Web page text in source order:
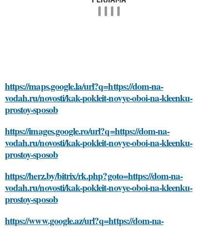
https://maps.google.la/url?q=https://dom-na-
vodah.ru/novosti/kak-pokleit-novye-oboi-na-kleenku-
prostoy-sposob
https://images.google.ro/url?q=https://dom-na-
vodah.ru/novosti/kak-pokleit-novye-oboi-na-kleenku-
prostoy-sposob
https://herz.by/bitrix/rk.php?goto=https://dom-na-
vodah.ru/novosti/kak-pokleit-novye-oboi-na-kleenku-
prostoy-sposob
https://www.google.az/url?q=https://dom-na-